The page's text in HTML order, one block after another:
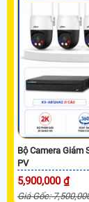
Bộ Camera Giám
PV
5,900,000 ₫
Giá Gốc: